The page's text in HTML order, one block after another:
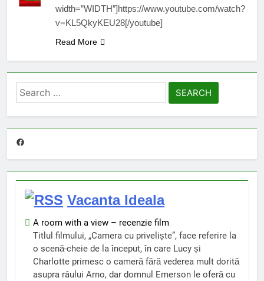
width=”WIDTH”]https://www.youtube.com/watch?
v=KL5QkyKEU28[/youtube]
Read More
Search
for:
Facebook
Vacanta Ideala
A room with a view – recenzie film
Titlul filmului, „Camera cu priveliște”, face referire la
o scenă-cheie de la început, în care Lucy și
Charlotte primesc o cameră fără vederea mult dorită
asupra râului Arno, dar domnul Emerson le oferă cu